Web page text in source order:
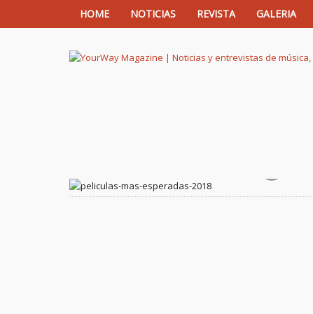
HOME NOTICIAS REVISTA GALERIA